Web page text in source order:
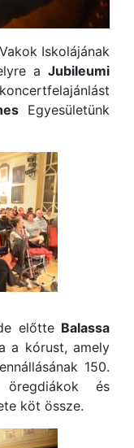
Iskolájának
a Jubileumi
Egyesületünk
előtte Balassa
a kórust, amely
150.
és
köt össze.